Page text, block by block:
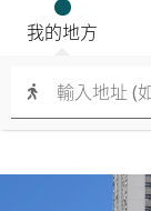
我的地方